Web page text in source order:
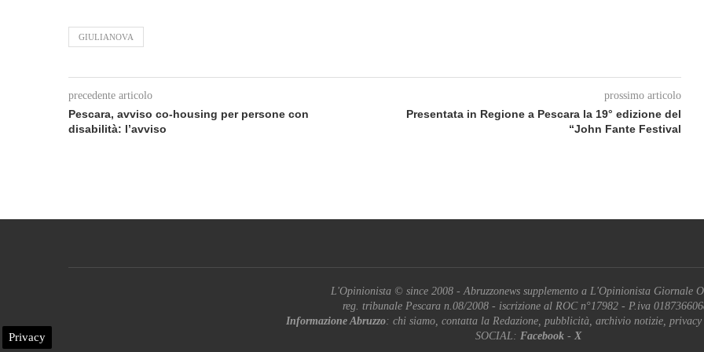
GIULIANOVA
precedente articolo
Pescara, avviso co-housing per persone con
disabilità: l’avviso
prossimo articolo
Presentata in Regione a Pescara la 19° edizione del
“John Fante Festival
L'Opinionista © since 2008 - Abruzzonews supplemento a L'Opinionista Giornale
reg. tribunale Pescara n.08/2008 - iscrizione al ROC n°17982 - P.iva
Informazione Abruzzo: chi siamo, contatta la Redazione, pubblicità, archivio notizie, privacy
SOCIAL: Facebook- X
Privacy